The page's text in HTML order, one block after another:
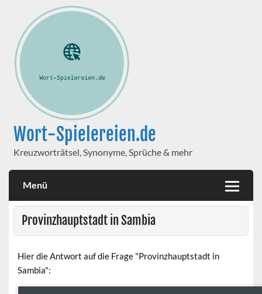
Wort-Spielereien.de
Kreuzworträtsel, Synonyme, Sprüche & mehr
Menü
Provinzhauptstadt in Sambia
Hier die Antwort auf die Frage "Provinzhauptstadt in
Sambia":